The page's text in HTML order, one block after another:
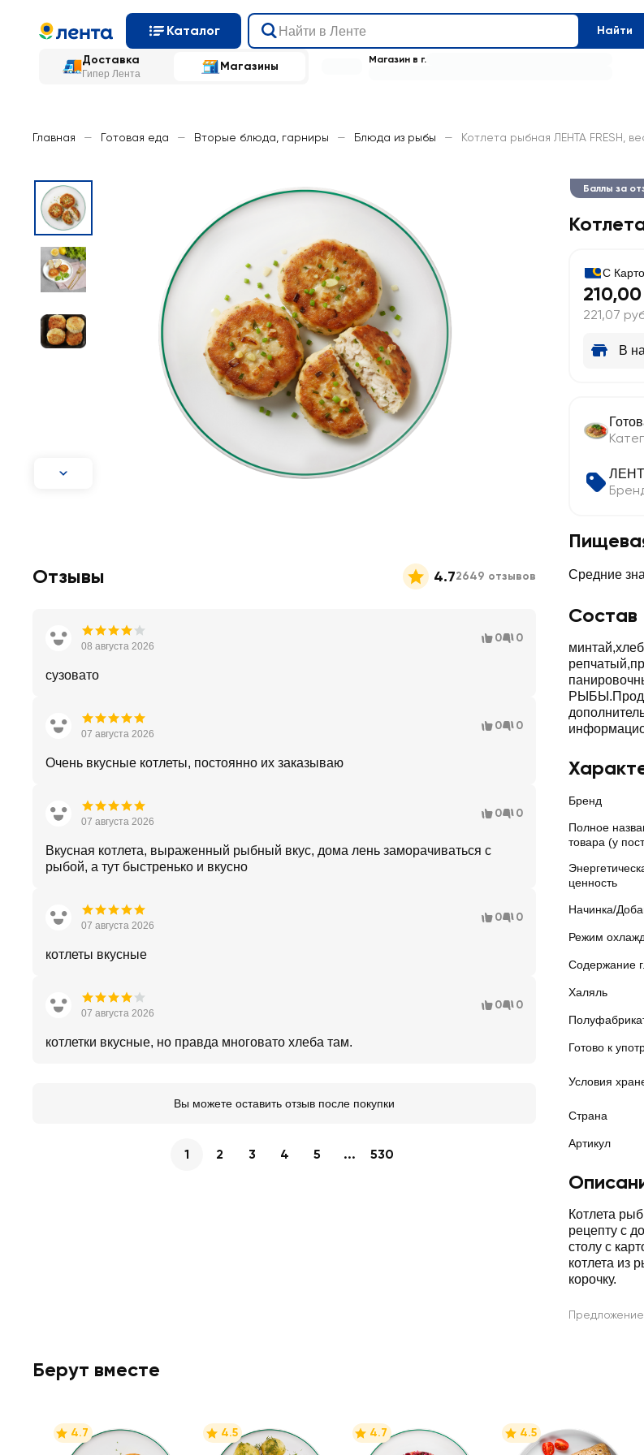
Каталог Найти
Доставка
Гипер Лента
Магазины Магазин в г.
Главная — Готовая еда — Вторые блюда, гарниры — Блюда из рыбы — Котлета рыбная ЛЕНТА FRESH,
Баллы за
С
221,07
В
Средние
Состав
Бренд
Полное
товара (у
ценность
Начинка/
Режим
Содержание
Халяль
Готово к
Условия
Страна
Артикул
Котлета
рецепту с
столу с
котлета из
корочку.
Отзывы 4.72649 отзывов
08 августа 2026
0 0
сузовато
07 августа 2026
0 0
Очень вкусные котлеты, постоянно их заказываю
07 августа 2026
0 0
Вкусная котлета, выраженный рыбный вкус, дома лень заморачиваться с
рыбой, а тут быстренько и вкусно
07 августа 2026
0 0
котлеты вкусные
07 августа 2026
0 0
котлетки вкусные, но правда многовато хлеба там.
Вы можете оставить отзыв после покупки
1 2 3 4 5 ... 530
Берут вместе
4.7 4.5 4.7 4.5